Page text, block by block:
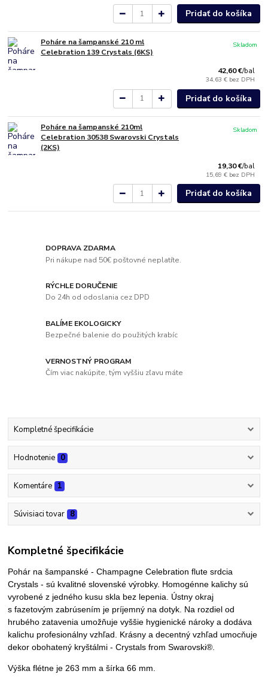
Pridať do košíka
Poháre na šampanské 210 ml
Celebration 139 Crystals (6KS)
42,60 €/bal
34,63 € bez DPH
Skladom
Pridať do košíka
Poháre na šampanské 210ml
Celebration 30538 Swarovski Crystals
(2KS)
19,30 €/bal
15,69 € bez DPH
Skladom
Pridať do košíka
DOPRAVA ZDARMA
Pri nákupe nad 50€ poštovné neplatíte.
RÝCHLE DORUČENIE
Do 24h od odoslania cez DPD
BALÍME EKOLOGICKY
Bezpečné balenie do použitých krabíc
VERNOSTNÝ PROGRAM
Čím viac nakúpite, tým vyššiu zľavu máte
Kompletné špecifikácie
Hodnotenie 0
Komentáre 1
Súvisiaci tovar 8
Kompletné špecifikácie
Pohár na šampanské - Champagne Celebration flute srdcia
Crystals -sú kvalitné slovenské výrobky. Homogénne kalichy sú
vyrobené z jedného kusu skla bez lepenia. Ústny okraj
s fazetovým zabrúsením je príjemný na dotyk. Na rozdiel od
hrubého zatavenia umožňuje vyššie hygienické nároky a dodáva
kalichu profesionálny vzhľad. Krásny a decentný vzhľad umocňuje
dekor obohatený kryštálmi -Crystals from Swarovski®
Výška flétne je 263 mm a šírka 66 mm.